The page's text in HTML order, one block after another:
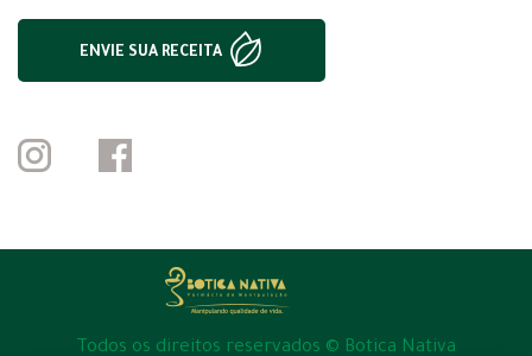
ENVIE SUA RECEITA
Todos os direitos reservados © Botica Nativa